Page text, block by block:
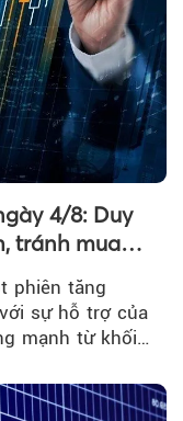
4/8: Duy
tránh mua
phiên tăng
sự hỗ trợ của
mạnh từ khối